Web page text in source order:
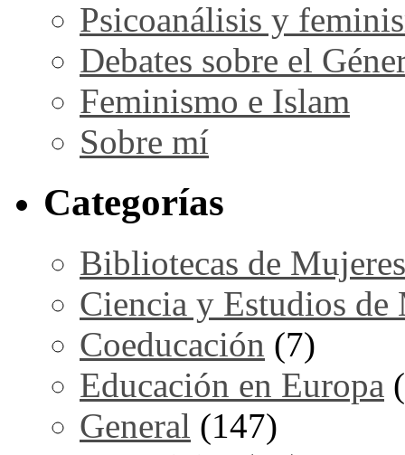
Psicoanálisis y
Debates sobre el
Feminismo e Islam
Sobre mí
Categorías
Bibliotecas de Mujeres
Ciencia y Estudios de
Coeducación (7)
Educación en Europa
General (147)